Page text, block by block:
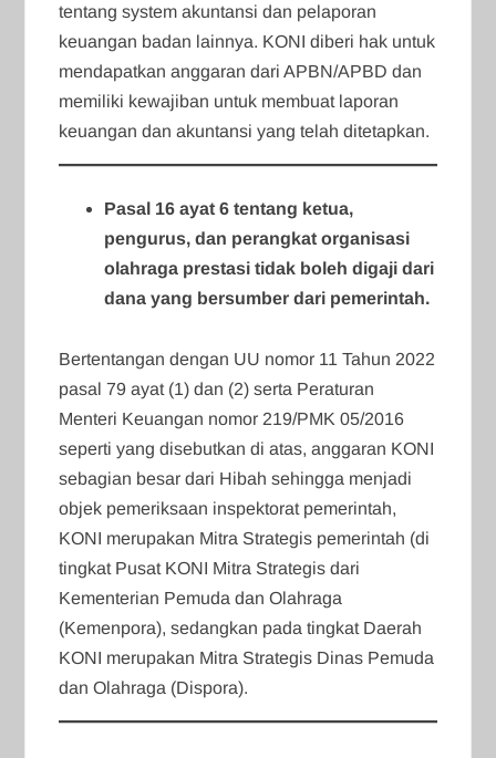
tentang system akuntansi dan pelaporan
keuangan badan lainnya. KONI diberi hak untuk
mendapatkan anggaran dari APBN/APBD dan
memiliki kewajiban untuk membuat laporan
keuangan dan akuntansi yang telah ditetapkan.
Pasal 16 ayat 6 tentang ketua,
pengurus, dan perangkat organisasi
olahraga prestasi tidak boleh digaji dari
dana yang bersumber dari pemerintah.
Bertentangan dengan UU nomor 11 Tahun 2022
pasal 79 ayat (1) dan (2) serta Peraturan
Menteri Keuangan nomor 219/PMK 05/2016
seperti yang disebutkan di atas, anggaran KONI
sebagian besar dari Hibah sehingga menjadi
objek pemeriksaan inspektorat pemerintah,
KONI merupakan Mitra Strategis pemerintah (di
tingkat Pusat KONI Mitra Strategis dari
Kementerian Pemuda dan Olahraga
(Kemenpora), sedangkan pada tingkat Daerah
KONI merupakan Mitra Strategis Dinas Pemuda
dan Olahraga (Dispora).